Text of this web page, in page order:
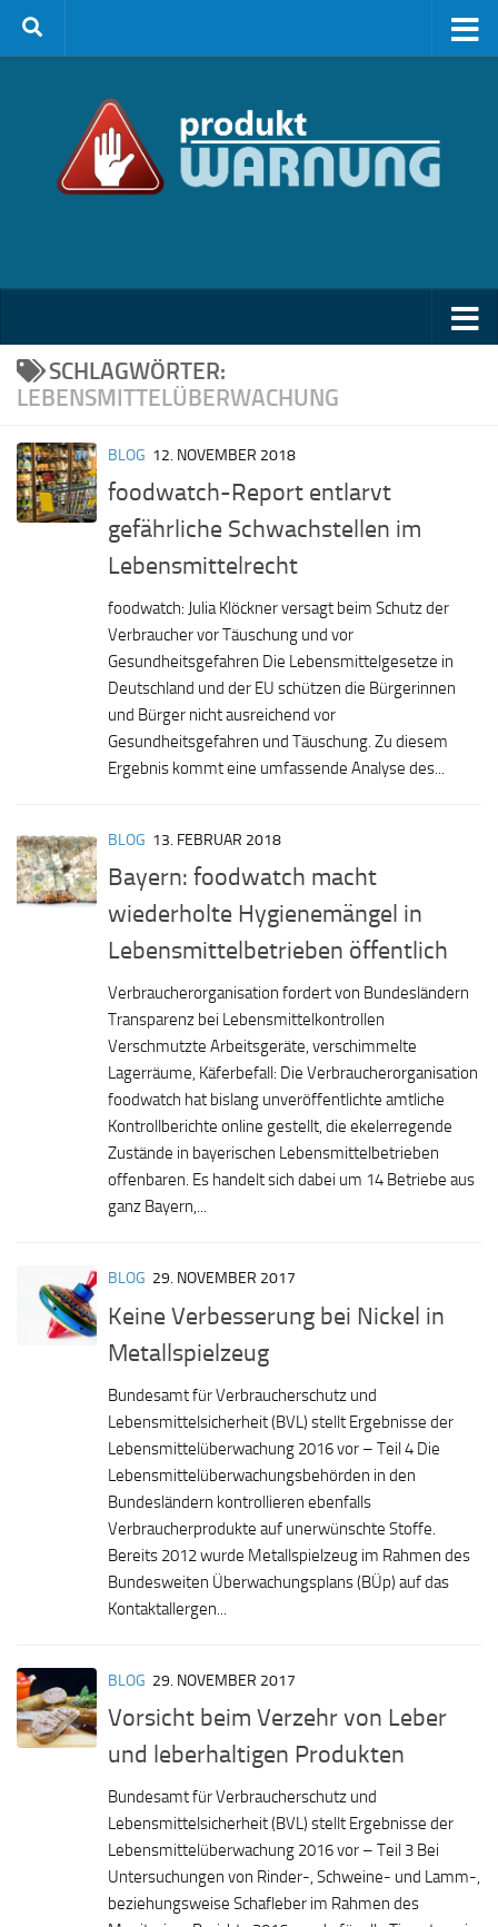
Zum Inhalt springen
SCHLAGWÖRTER:
LEBENSMITTELÜBERWACHUNG
BLOG 12. NOVEMBER 2018
foodwatch-Report entlarvt
gefährliche Schwachstellen im
Lebensmittelrecht
foodwatch: Julia Klöckner versagt beim Schutz der
Verbraucher vor Täuschung und vor
Gesundheitsgefahren Die Lebensmittelgesetze in
Deutschland und der EU schützen die Bürgerinnen
und Bürger nicht ausreichend vor
Gesundheitsgefahren und Täuschung. Zu diesem
Ergebnis kommt eine umfassende Analyse des...
BLOG 13. FEBRUAR 2018
Bayern: foodwatch macht
wiederholte Hygienemängel in
Lebensmittelbetrieben öffentlich
Verbraucherorganisation fordert von Bundesländern
Transparenz bei Lebensmittelkontrollen
Verschmutzte Arbeitsgeräte, verschimmelte
Lagerräume, Käferbefall: Die Verbraucherorganisation
foodwatch hat bislang unveröffentlichte amtliche
Kontrollberichte online gestellt, die ekelerregende
Zustände in bayerischen Lebensmittelbetrieben
offenbaren. Es handelt sich dabei um 14 Betriebe aus
ganz Bayern,...
BLOG 29. NOVEMBER 2017
Keine Verbesserung bei Nickel in
Metallspielzeug
Bundesamt für Verbraucherschutz und
Lebensmittelsicherheit (BVL) stellt Ergebnisse der
Lebensmittelüberwachung 2016 vor – Teil 4 Die
Lebensmittelüberwachungsbehörden in den
Bundesländern kontrollieren ebenfalls
Verbraucherprodukte auf unerwünschte Stoffe.
Bereits 2012 wurde Metallspielzeug im Rahmen des
Bundesweiten Überwachungsplans (BÜp) auf das
Kontaktallergen...
BLOG 29. NOVEMBER 2017
Vorsicht beim Verzehr von Leber
und leberhaltigen Produkten
Bundesamt für Verbraucherschutz und
Lebensmittelsicherheit (BVL) stellt Ergebnisse der
Lebensmittelüberwachung 2016 vor – Teil 3 Bei
Untersuchungen von Rinder-, Schweine- und Lamm-,
beziehungsweise Schafleber im Rahmen des